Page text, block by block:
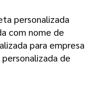
personalizada
com nome de
para empresa
de